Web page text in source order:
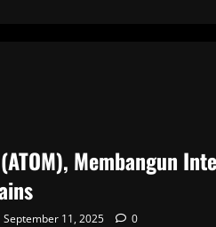
Membangun
September 11, 2025 0